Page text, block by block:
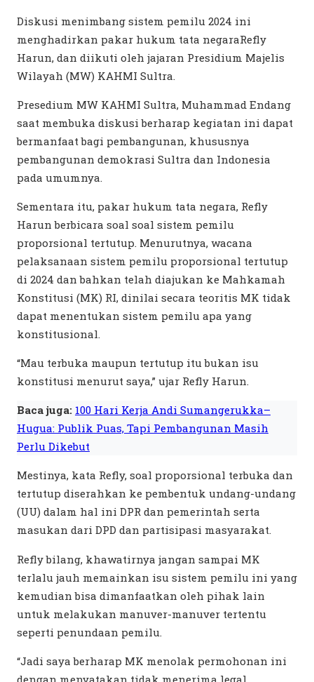
Diskusi menimbang sistem pemilu 2024 ini
menghadirkan pakar hukum tata negaraRefly
Harun, dan diikuti oleh jajaran Presidium Majelis
Wilayah (MW) KAHMI Sultra.
Presedium MW KAHMI Sultra, Muhammad Endang
saat membuka diskusi berharap kegiatan ini dapat
bermanfaat bagi pembangunan, khususnya
pembangunan demokrasi Sultra dan Indonesia
pada umumnya.
Sementara itu, pakar hukum tata negara, Refly
Harun berbicara soal soal sistem pemilu
proporsional tertutup. Menurutnya, wacana
pelaksanaan sistem pemilu proporsional tertutup
di 2024 dan bahkan telah diajukan ke Mahkamah
Konstitusi (MK) RI, dinilai secara teoritis MK tidak
dapat menentukan sistem pemilu apa yang
konstitusional.
“Mau terbuka maupun tertutup itu bukan isu
konstitusi menurut saya,” ujar Refly Harun.
Baca juga: 100 Hari Kerja Andi Sumangerukka–
Hugua: Publik Puas, Tapi Pembangunan Masih
Perlu Dikebut
Mestinya, kata Refly, soal proporsional terbuka dan
tertutup diserahkan ke pembentuk undang-undang
(UU) dalam hal ini DPR dan pemerintah serta
masukan dari DPD dan partisipasi masyarakat.
Refly bilang, khawatirnya jangan sampai MK
terlalu jauh memainkan isu sistem pemilu ini yang
kemudian bisa dimanfaatkan oleh pihak lain
untuk melakukan manuver-manuver tertentu
seperti penundaan pemilu.
“Jadi saya berharap MK menolak permohonan ini
dengan menyatakan tidak menerima legal